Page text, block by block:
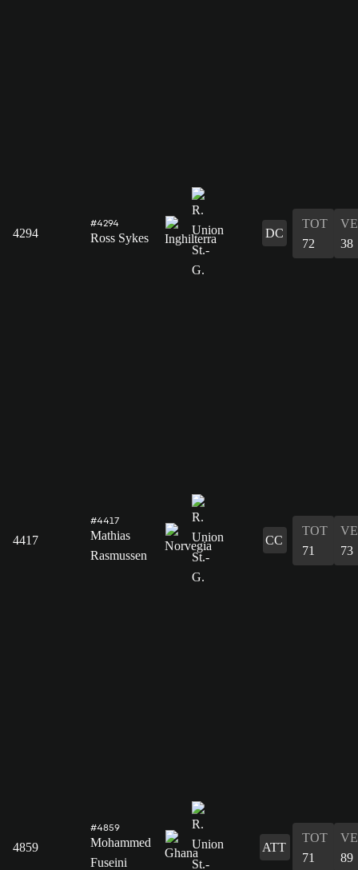
4294
#4294
Ross Sykes DC
TOT
72
38
4417
#4417
Mathias
Rasmussen
CC
TOT
71
73
4859
#4859
Mohammed
Fuseini
ATT
TOT
71
89